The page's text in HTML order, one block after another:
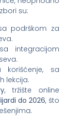
su:
podrškom za
integracijom
sa
lekcija.
, tržište online
do 2026, što